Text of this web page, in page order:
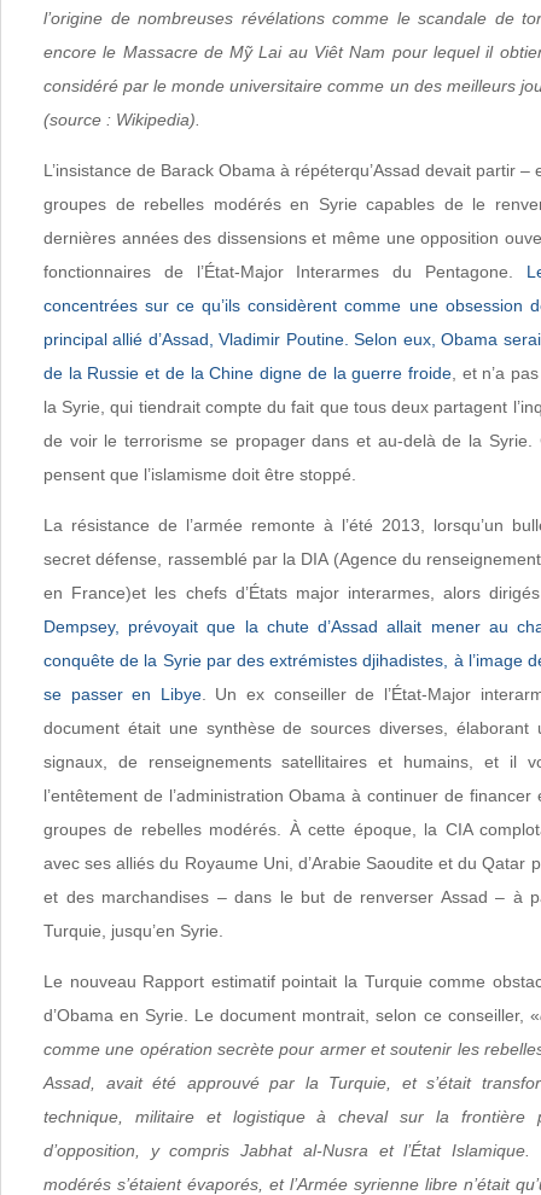
l’origine de nombreuses révélations comme le scandale de
encore le Massacre de Mỹ Lai au Viêt Nam pour lequel il
considéré par le monde universitaire comme un des meilleurs
(source : Wikipedia).
L’insistance de Barack Obama à répéterqu’Assad devait partir –
groupes de rebelles modérés en Syrie capables de le
dernières années des dissensions et même une opposition
fonctionnaires de l’État-Major Interarmes du Pentagone.
concentrées sur ce qu’ils considèrent comme une obsession
principal allié d’Assad, Vladimir Poutine. Selon eux, Obama
de la Russie et de la Chine digne de la guerre froide, et n’a
la Syrie, qui tiendrait compte du fait que tous deux partagent
de voir le terrorisme se propager dans et au-delà de la Syrie.
pensent que l’islamisme doit être stoppé.
La résistance de l’armée remonte à l’été 2013, lorsqu’un
secret défense, rassemblé par la DIA (Agence du
en France)et les chefs d’États major interarmes, alors
Dempsey, prévoyait que la chute d’Assad allait mener au
conquête de la Syrie par des extrémistes djihadistes, à l’image
se passer en Libye. Un ex conseiller de l’État-Major
document était une synthèse de sources diverses,
signaux, de renseignements satellitaires et humains, et il
l’entêtement de l’administration Obama à continuer de financer
groupes de rebelles modérés. À cette époque, la CIA
avec ses alliés du Royaume Uni, d’Arabie Saoudite et du Qatar
et des marchandises – dans le but de renverser Assad – à
Turquie, jusqu’en Syrie.
Le nouveau Rapport estimatif pointait la Turquie comme
d’Obama en Syrie. Le document montrait, selon ce conseiller, «
comme une opération secrète pour armer et soutenir les
Assad, avait été approuvé par la Turquie, et s’était
technique, militaire et logistique à cheval sur la frontière
d’opposition, y compris Jabhat al-Nusra et l’État
modérés s’étaient évaporés, et l’Armée syrienne libre n’était